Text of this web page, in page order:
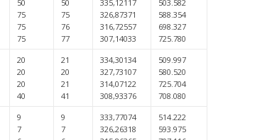
50
75
75
75
50
75
76
77
335,12117
326,87371
316,72557
307,14033
503.582
588.354
698.327
725.780
20
20
20
40
21
20
21
41
334,30134
327,73107
314,07122
308,93376
509.997
580.520
725.704
708.080
9
7
9
7
333,77074
326,26318
514.222
593.975